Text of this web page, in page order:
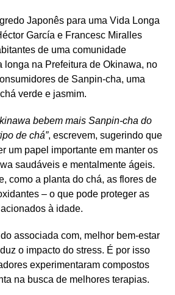
Japonês para uma Vida Longa
García e Francesc Miralles
de uma comunidade
longa na Prefeitura de Okinawa, no
de Sanpin-cha, uma
verde e jasmim.
bebem mais Sanpin-cha do
de chá”, escrevem, sugerindo que
um papel importante em manter os
saudáveis e mentalmente ágeis.
como a planta do chá, as flores de
– o que pode proteger as
à idade.
associada com, melhor bem-estar
o impacto do stress. É por isso
experimentaram compostos
na busca de melhores terapias.